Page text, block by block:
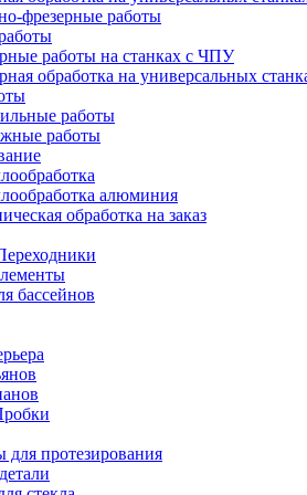
фрезерные работы
работы на станках с ЧПУ
обработка на универсальных
работы
работы
алюминия
обработка на заказ
бассейнов
протезирования